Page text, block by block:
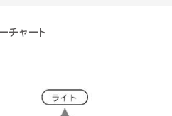
チャート